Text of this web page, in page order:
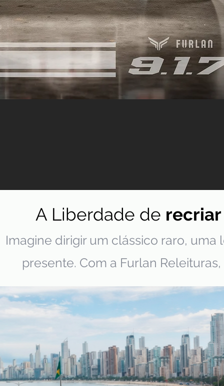
A Liberdade de recriar
Imagine dirigir um clássico raro,
presente. Com a Furlan